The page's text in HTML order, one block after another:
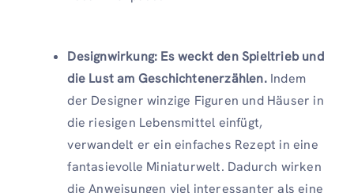
Designwirkung: Es weckt den Spieltrieb und
die Lust am Geschichtenerzählen.Indem
der Designer winzige Figuren und Häuser in
die riesigen Lebensmittel einfügt,
verwandelt er ein einfaches Rezept in eine
fantasievolle Miniaturwelt. Dadurch wirken
die Anweisungen viel interessanter als eine